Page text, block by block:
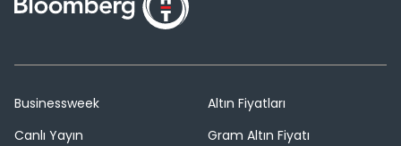
Businessweek
Canlı Yayın
Altın Fiyatları
Gram Altın Fiyatı